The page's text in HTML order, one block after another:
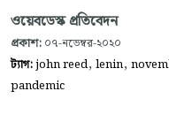
ওয়েবডেস্ক প্রতিবেদন
প্রকাশ: ০৭-নভেম্বর-২০২০
ট্যাগ:john reed, lenin,
pandemic